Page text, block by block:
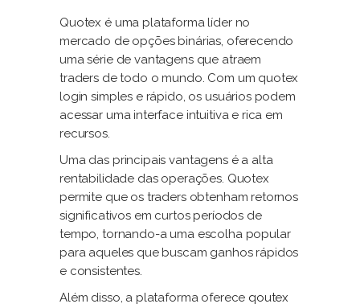
Quotex é uma plataforma líder no
mercado de opções binárias, oferecendo
uma série de vantagens que atraem
traders de todo o mundo. Com um quotex
login simples e rápido, os usuários podem
acessar uma interface intuitiva e rica em
recursos.
Uma das principais vantagens é a alta
rentabilidade das operações. Quotex
permite que os traders obtenham retornos
significativos em curtos períodos de
tempo, tornando-a uma escolha popular
para aqueles que buscam ganhos rápidos
e consistentes.
Além disso, a plataforma oferece qoutex